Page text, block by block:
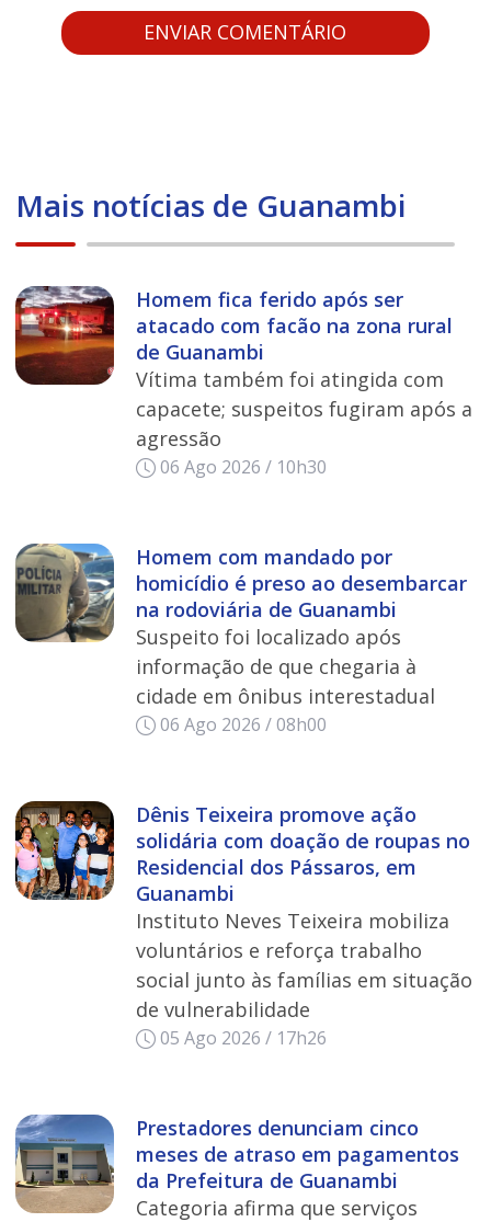
Mais notícias de Guanambi
Homem fica ferido após ser
atacado com facão na zona rural
de Guanambi
Vítima também foi atingida com
capacete; suspeitos fugiram após a
agressão
06 Ago 2026 / 10h30
Homem com mandado por
homicídio é preso ao desembarcar
na rodoviária de Guanambi
Suspeito foi localizado após
informação de que chegaria à
cidade em ônibus interestadual
06 Ago 2026 / 08h00
Dênis Teixeira promove ação
solidária com doação de roupas no
Residencial dos Pássaros, em
Guanambi
Instituto Neves Teixeira mobiliza
voluntários e reforça trabalho
social junto às famílias em situação
de vulnerabilidade
05 Ago 2026 / 17h26
Prestadores denunciam cinco
meses de atraso em pagamentos
da Prefeitura de Guanambi
Categoria afirma que serviços